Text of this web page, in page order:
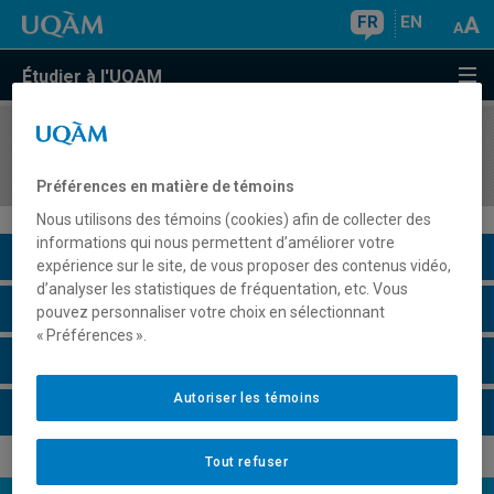
FR EN
Étudier à l'UQAM
COURS//
Description du cours
Horaire - Été 2026
Préférences en matière de témoins
Nous utilisons des témoins (cookies) afin de collecter des
informations qui nous permettent d’améliorer votre
expérience sur le site, de vous proposer des contenus vidéo,
d’analyser les statistiques de fréquentation, etc. Vous
pouvez personnaliser votre choix en sélectionnant
« Préférences ».
Tout refuser
Autoriser les témoins